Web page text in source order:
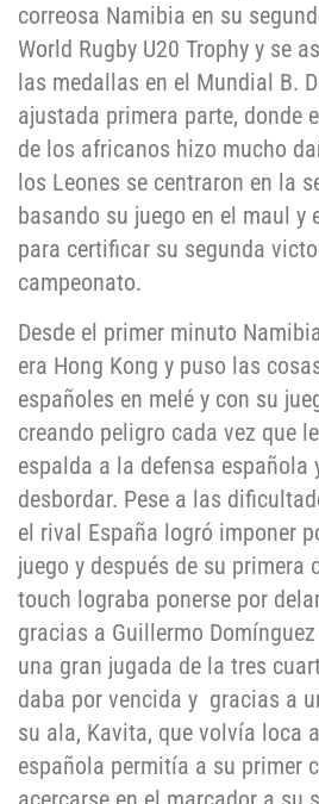
correosa Namibia en su
World Rugby U20 Trophy y se
las medallas en el Mundial B.
ajustada primera parte, donde
de los africanos hizo mucho
los Leones se centraron en la
basando su juego en el maul y
para certificar su segunda
campeonato.
Desde el primer minuto
era Hong Kong y puso las
españoles en melé y con su
creando peligro cada vez que
espalda a la defensa española
desbordar. Pese a las
el rival España logró imponer
juego y después de su primera
touch lograba ponerse por
gracias a Guillermo
una gran jugada de la tres
daba por vencida y gracias a
su ala, Kavita, que volvía loca
española permitía a su primer